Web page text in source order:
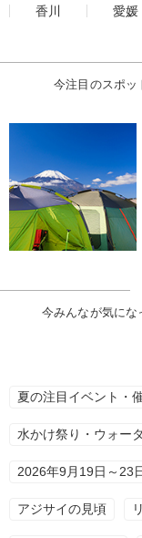
香川
愛媛
今注目のスポッ
今みんなが気にな
夏の注目イベント・
水かけ祭り・ウォー
2026年9月19日～23
アジサイの見頃